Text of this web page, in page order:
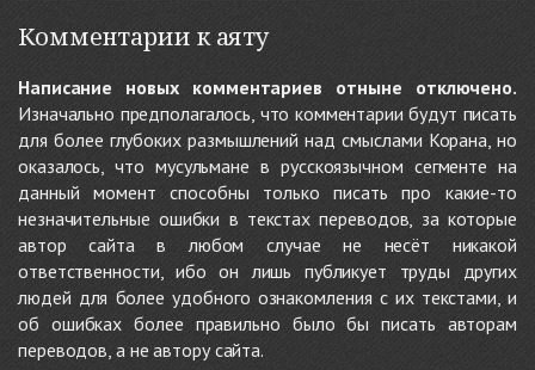
Комментарии к аяту
Написание новых комментариев отныне отключено.
Изначально предполагалось, что комментарии будут писать
для более глубоких размышлений над смыслами Корана, но
оказалось, что мусульмане в русскоязычном сегменте на
данный момент способны только писать про какие-то
незначительные ошибки в текстах переводов, за которые
автор сайта в любом случае не несёт никакой
ответственности, ибо он лишь публикует труды других
людей для более удобного ознакомления с их текстами, и
об ошибках более правильно было бы писать авторам
переводов, а не автору сайта.